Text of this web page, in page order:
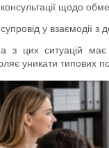
консультації щодо
супровід у взаємодії
з цих ситуацій
уникати типових